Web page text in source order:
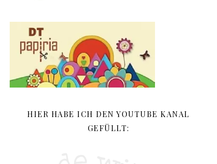
HIER HABE ICH DEN YOUTUBE KANAL
GEFÜLLT: